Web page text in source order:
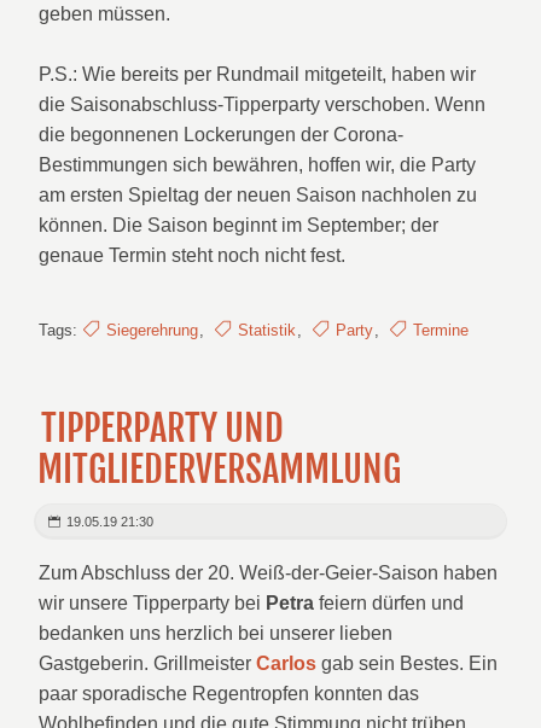
geben müssen.
P.S.: Wie bereits per Rundmail mitgeteilt, haben wir
die Saisonabschluss-Tipperparty verschoben. Wenn
die begonnenen Lockerungen der Corona-
Bestimmungen sich bewähren, hoffen wir, die Party
am ersten Spieltag der neuen Saison nachholen zu
können. Die Saison beginnt im September; der
genaue Termin steht noch nicht fest.
Tags: Siegerehrung, Statistik, Party, Termine
TIPPERPARTY UND
MITGLIEDERVERSAMMLUNG
19.05.19 21:30
Zum Abschluss der 20. Weiß-der-Geier-Saison haben
wir unsere Tipperparty bei Petra feiern dürfen und
bedanken uns herzlich bei unserer lieben
Gastgeberin. GrillmeisterCarlos gab sein Bestes. Ein
paar sporadische Regentropfen konnten das